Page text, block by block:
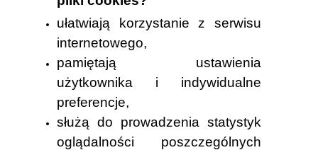
ułatwiają korzystanie z serwisu
internetowego,
pamiętają ustawienia
użytkownika i indywidualne
preferencje,
służą do prowadzenia statystyk
oglądalności poszczególnych